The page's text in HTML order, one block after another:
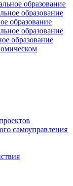
образование
образование
образование
образование
образование
самоуправления